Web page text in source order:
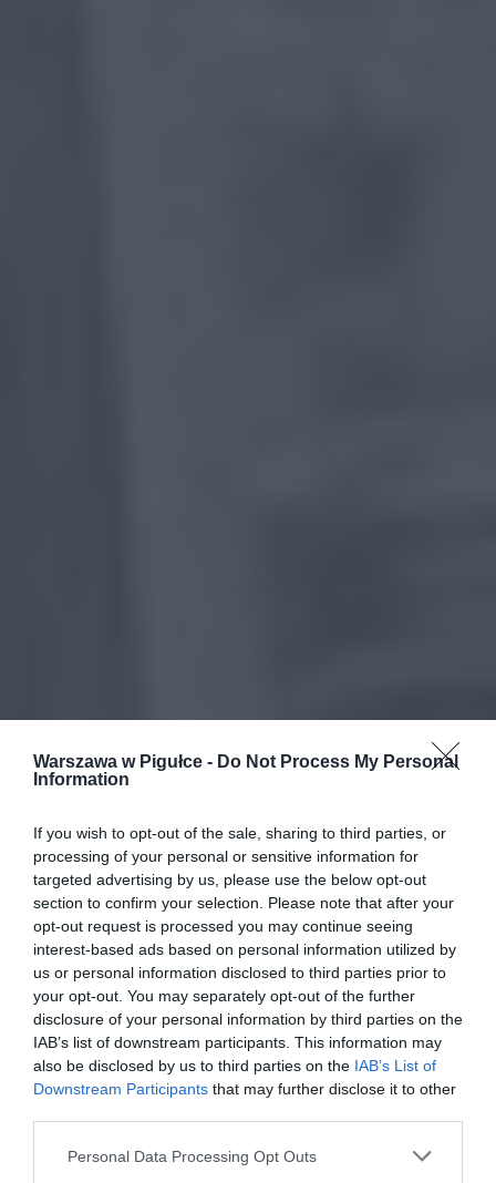
Warszawa w Pigułce - Do Not Process My Personal
Information
If you wish to opt-out of the sale, sharing to third parties, or
processing of your personal or sensitive information for
targeted advertising by us, please use the below opt-out
section to confirm your selection. Please note that after your
opt-out request is processed you may continue seeing
interest-based ads based on personal information utilized by
us or personal information disclosed to third parties prior to
your opt-out. You may separately opt-out of the further
disclosure of your personal information by third parties on the
IAB’s list of downstream participants. This information may
also be disclosed by us to third parties on the IAB’s List of
Downstream Participants that may further disclose it to other
Personal Data Processing Opt Outs